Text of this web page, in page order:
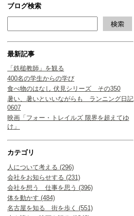
ブログ検索
最新記事
「鉄槌教師」を観る
400名の学生からの学び
食べ物のはなし 伏見シリーズ その350
暑い、暑いといいながらも ランニング日記
0607
映画「フォー・トレイルズ 限界を超えてゆ
け」
カテゴリ
人について考える (296)
会社をお知らせする (231)
会社を想う 仕事を思う (396)
体を動かす (484)
名古屋を知る 街を歩く (551)